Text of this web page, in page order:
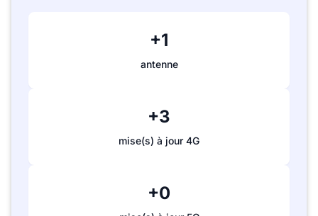
+1
antenne
+3
mise(s) à jour 4G
+0